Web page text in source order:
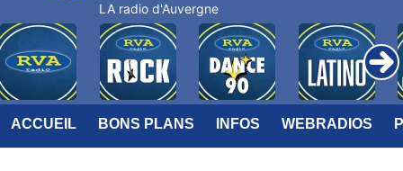
ACCUEIL BONS PLANS INFOS WEBRADIOS
LA radio d'Auvergne